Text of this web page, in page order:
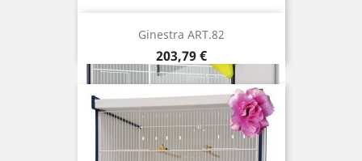
Ginestra ART.82
Prix
203,79 €